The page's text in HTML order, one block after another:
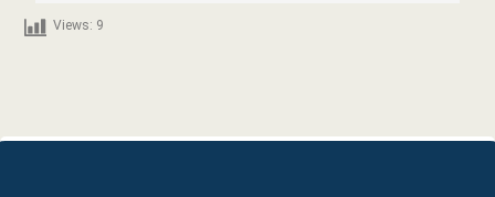
Views: 9